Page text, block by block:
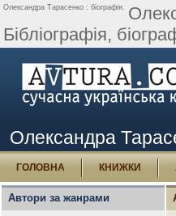
Олександра Тарасенко : біографія.
Бібліографія,
Олександра
ГОЛОВНА КНИЖКИ
Автори за жанрами